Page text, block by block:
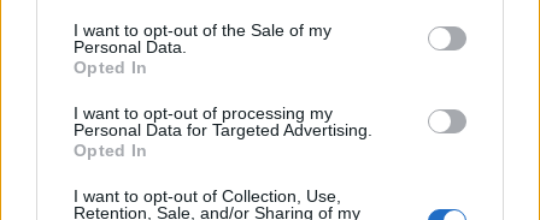
consent section.
I want to opt-out of the Sale of my
Personal Data.
Opted In
I want to opt-out of processing my
Personal Data for Targeted Advertising.
Opted In
I want to opt-out of Collection, Use,
Retention, Sale, and/or Sharing of my
convección, debe dejar la puerta abierta unos 2
dedos para permitir que la humedad se escape.
Examine los plátanos a menudo durante el proceso
de secado para evitar que se quemen y gire las
bandejas con frecuencia. Retire las rodajas de